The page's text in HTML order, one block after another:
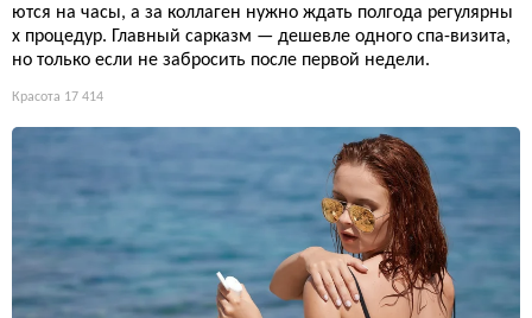
ются на часы, а за коллаген нужно ждать полгода регулярны
х процедур. Главный сарказм — дешевле одного спа-визита,
но только если не забросить после первой недели.
Красота 17 414